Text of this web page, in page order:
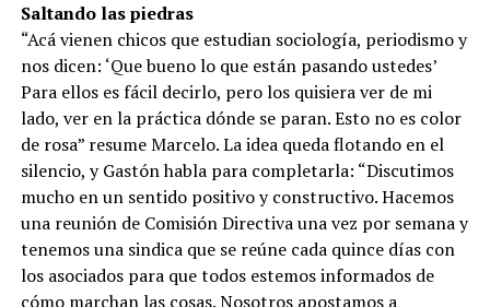
Saltando las piedras
“Acá vienen chicos que estudian sociología, periodismo y
nos dicen: ‘Que bueno lo que están pasando ustedes’
Para ellos es fácil decirlo, pero los quisiera ver de mi
lado, ver en la práctica dónde se paran. Esto no es color
de rosa” resume Marcelo. La idea queda flotando en el
silencio, y Gastón habla para completarla: “Discutimos
mucho en un sentido positivo y constructivo. Hacemos
una reunión de Comisión Directiva una vez por semana y
tenemos una sindica que se reúne cada quince días con
los asociados para que todos estemos informados de
cómo marchan las cosas. Nosotros apostamos a